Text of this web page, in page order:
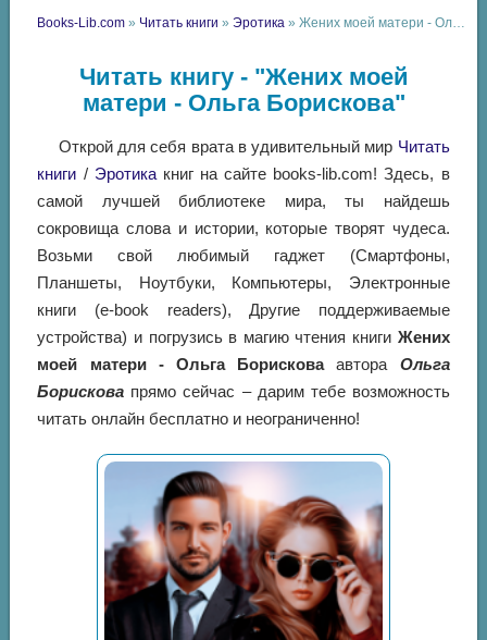
Books-Lib.com » Читать книги »Эротика » Жених моей матери - Ольга Борискова
Читать книгу - "Жених моей
матери - Ольга Борискова"
Открой для себя врата в удивительный мир Читать
книги / Эротикакниг на сайте books-lib.com! Здесь, в
самой лучшей библиотеке мира, ты найдешь
сокровища слова и истории, которые творят чудеса.
Возьми свой любимый гаджет (Смартфоны,
Планшеты, Ноутбуки, Компьютеры, Электронные
книги (e-book readers), Другие поддерживаемые
устройства) и погрузись в магию чтения книги Жених
моей матери - Ольга Борисковаавтора Ольга
Борискова прямо сейчас – дарим тебе возможность
читать онлайн бесплатно и неограниченно!